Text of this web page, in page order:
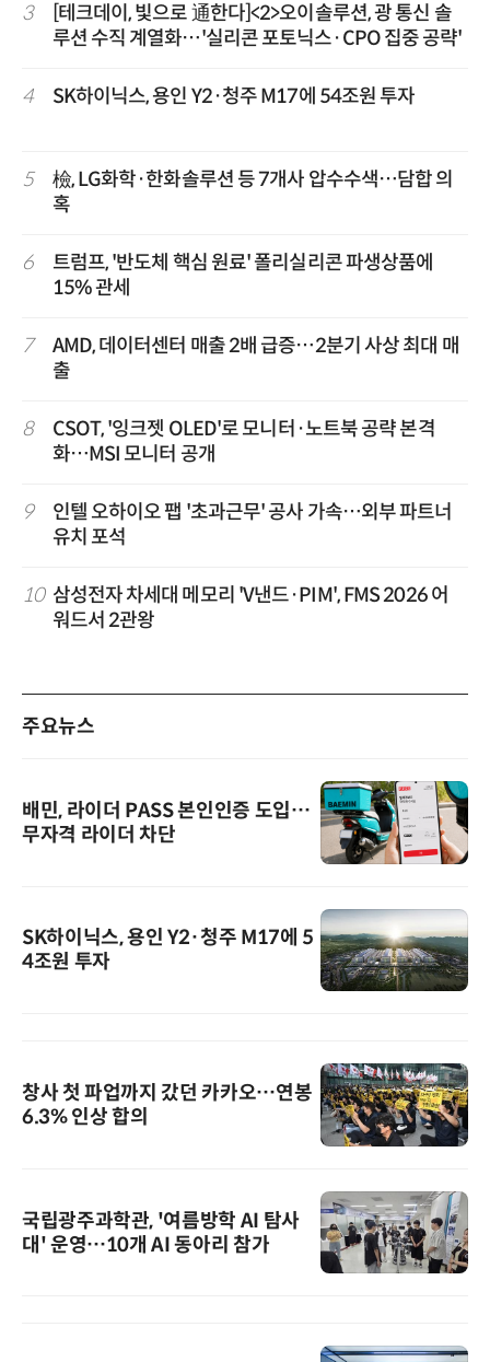
3
[테크데이, 빛으로 通한다]<2>오이솔루션, 광 통신 솔
루션 수직 계열화…'실리콘 포토닉스·CPO 집중 공략'
4 SK하이닉스, 용인 Y2·청주 M17에 54조원 투자
5
檢, LG화학·한화솔루션 등 7개사 압수수색…담합 의
혹
6
트럼프, '반도체 핵심 원료' 폴리실리콘 파생상품에
15% 관세
7
AMD, 데이터센터 매출 2배 급증…2분기 사상 최대 매
출
8
CSOT, '잉크젯 OLED'로 모니터·노트북 공략 본격
화…MSI 모니터 공개
9
인텔 오하이오 팹 '초과근무' 공사 가속…외부 파트너
유치 포석
10 삼성전자 차세대 메모리 'V낸드·PIM', FMS 2026 어
워드서 2관왕
주요뉴스
배민, 라이더 PASS 본인인증 도입…
무자격 라이더 차단
SK하이닉스, 용인 Y2·청주 M17에 5
4조원 투자
창사 첫 파업까지 갔던 카카오…연봉
6.3% 인상 합의
국립광주과학관, '여름방학 AI 탐사
대' 운영…10개 AI 동아리 참가